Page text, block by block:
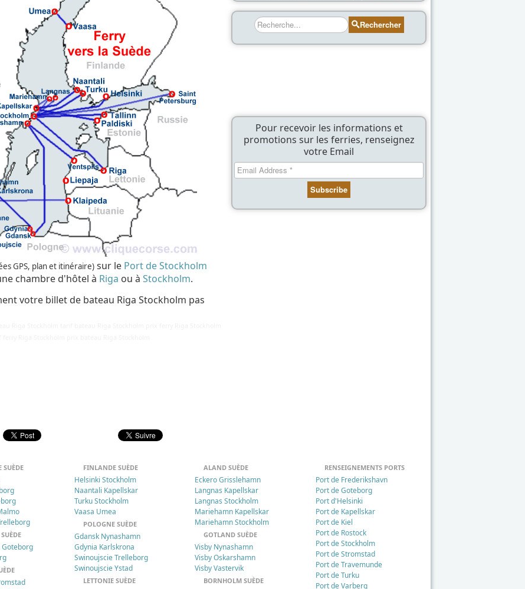
GPS, plan et itinéraire) sur le Port de Stockholm
chambre d'hôtel à Riga ou à Stockholm.
votre billet de bateau Riga Stockholm pas
Rechercher Rechercher
Pour recevoir les informations et
promotions sur les ferries, renseignez
votre Email
SUÈDE
Goteborg
FINLANDE SUÈDE
Helsinki Stockholm
Naantali Kapellskar
Turku Stockholm
Vaasa Umea
POLOGNE SUÈDE
Gdansk Nynashamn
Gdynia Karlskrona
Swinoujscie Trelleborg
Swinoujscie Ystad
LETTONIE SUÈDE
ALAND SUÈDE
Eckero Grisslehamn
Langnas Kapellskar
Langnas Stockholm
Mariehamn Kapellskar
Mariehamn Stockholm
GOTLAND SUÈDE
Visby Nynashamn
Visby Oskarshamn
Visby Vastervik
BORNHOLM SUÈDE
RENSEIGNEMENTS PORTS
Port de Frederikshavn
Port de Goteborg
Port d'Helsinki
Port de Kapellskar
Port de Kiel
Port de Rostock
Port de Stockholm
Port de Stromstad
Port de Travemunde
Port de Turku
Port de Varberg